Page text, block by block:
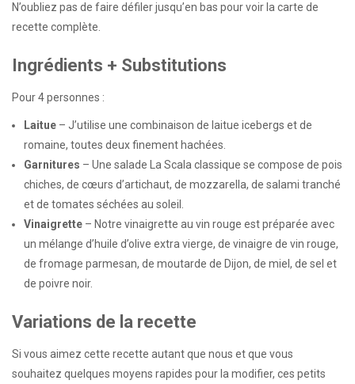
N’oubliez pas de faire défiler jusqu’en bas pour voir la carte de
recette complète.
Ingrédients + Substitutions
Pour 4 personnes :
Laitue – J’utilise une combinaison de laitue icebergs et de
romaine, toutes deux finement hachées.
Garnitures – Une salade La Scala classique se compose de pois
chiches, de cœurs d’artichaut, de mozzarella, de salami tranché
et de tomates séchées au soleil.
Vinaigrette – Notre vinaigrette au vin rouge est préparée avec
un mélange d’huile d’olive extra vierge, de vinaigre de vin rouge,
de fromage parmesan, de moutarde de Dijon, de miel, de sel et
de poivre noir.
Variations de la recette
Si vous aimez cette recette autant que nous et que vous
souhaitez quelques moyens rapides pour la modifier, ces petits